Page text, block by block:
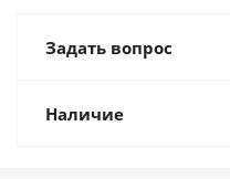
Задать вопрос
Наличие